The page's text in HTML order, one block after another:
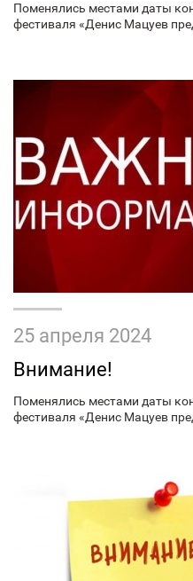
Поменялись местами даты
фестиваля «Денис Мацуев
25 апреля 2024
Внимание!
Поменялись местами даты
фестиваля «Денис Мацуев